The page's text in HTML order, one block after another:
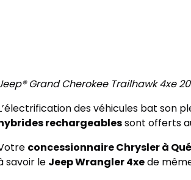
Grand Cherokee Trailhawk 4xe
des véhicules bat son
rechargeablessont offerts
concessionnaire Chrysler à
savoir le Jeep Wrangler 4xede